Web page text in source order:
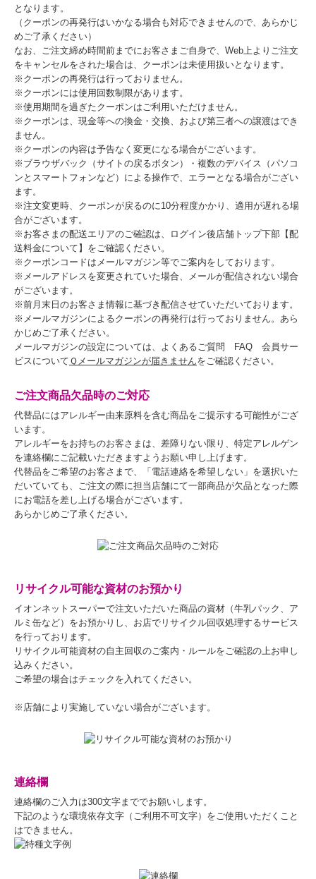
となります。
（クーポンの再発行はいかなる場合も対応できませんので、あらかじ
めご了承ください）
なお、ご注文締め時間前までにお客さまご自身で、Web上よりご注文
をキャンセルをされた場合は、クーポンは未使用扱いとなります。
※クーポンの再発行は行っておりません。
※クーポンには使用回数制限があります。
※使用期間を過ぎたクーポンはご利用いただけません。
※クーポンは、現金等への換金・交換、および第三者への譲渡はでき
ません。
※クーポンの内容は予告なく変更になる場合がございます。
※ブラウザバック（サイトの戻るボタン）・複数のデバイス（パソコ
ンとスマートフォンなど）による操作で、エラーとなる場合がござい
ます。
※注文変更時、クーポンが戻るのに10分程度かかり、適用が遅れる場
合がございます。
※お客さまの配送エリアのご確認は、ログイン後店舗トップ下部【配
送料金について】をご確認ください。
※クーポンコードはメールマガジン等でご案内をしております。
※メールアドレスを変更されていた場合、メールが配信されない場合
がございます。
※前月末日のお客さま情報に基づき配信させていただいております。
※メールマガジンによるクーポンの再発行は行っておりません。あら
かじめご了承ください。
メールマガジンの設定については、よくあるご質問 FAQ 会員サー
ビスについて Ｑメールマガジンが届きませんをご確認ください。
ご注文商品欠品時のご対応
代替品にはアレルギー由来原料を含む商品をご提示する可能性がござ
います。
アレルギーをお持ちのお客さまは、差障りない限り、特定アレルゲン
を連絡欄にご記載いただきますようお願い申し上げます。
代替品をご希望のお客さまで、「電話連絡を希望しない」を選択いた
だいていても、ご注文の際に担当店舗にて一部商品が欠品となった際
にお電話を差し上げる場合がございます。
あらかじめご了承ください。
リサイクル可能な資材のお預かり
イオンネットスーパーで注文いただいた商品の資材（牛乳パック、ア
ルミ缶など）をお預かりし、お店でリサイクル回収処理するサービス
を行っております。
リサイクル可能資材の自主回収のご案内・ルールをご確認の上お申し
込みください。
ご希望の場合はチェックを入れてください。
※店舗により実施していない場合がございます。
連絡欄
連絡欄のご入力は300文字まででお願いします。
下記のような環境依存文字（ご利用不可文字）をご使用いただくこと
はできません。